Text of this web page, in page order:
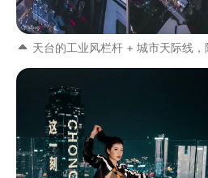
天台的工业风栏杆 + 城市天际线